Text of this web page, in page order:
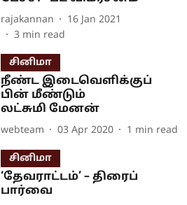
rajakannan
16 Jan 2021
3 min read
சினிமா
நீண்ட இடைவெளிக்குப்
பின் மீண்டும்
லட்சுமி மேனன்
webteam 03 Apr 2020 1 min read
சினிமா
‘தேவராட்டம்’ – திரைப்
பார்வை